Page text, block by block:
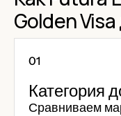
Golden
Категория
Сравниваем